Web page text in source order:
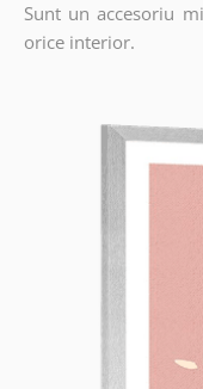
Sunt un accesoriu
orice interior.